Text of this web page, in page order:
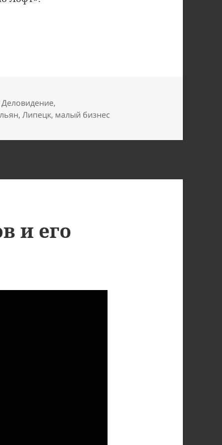
на кальянах
Деловидение,
,Липецк, малый бизнес
и его